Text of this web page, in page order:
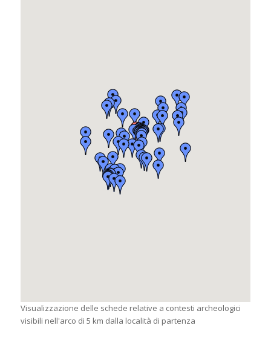
Visualizzazione delle schede relative a contesti archeologici
visibili nell'arco di 5 km dalla località di partenza